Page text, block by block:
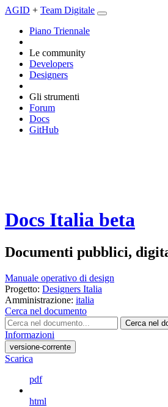
AGID + Team Digitale
Piano Triennale
Le community
Developers
Designers
Gli strumenti
Forum
Docs
GitHub
Docs Italia beta
Documenti pubblici,
Manuale operativo di design
Progetto: Designers Italia
Amministrazione: italia
Cerca nel documento
Cerca nel
Informazioni
versione-corrente
Scarica
pdf
html